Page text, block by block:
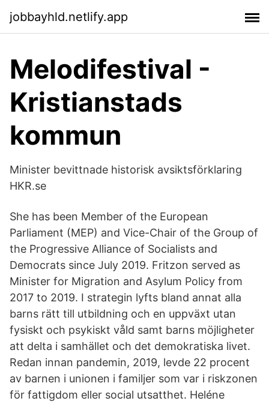
jobbayhld.netlify.app
Melodifestival -
Kristianstads
kommun
Minister bevittnade historisk avsiktsförklaring
HKR.se
She has been Member of the European
Parliament (MEP) and Vice-Chair of the Group of
the Progressive Alliance of Socialists and
Democrats since July 2019. Fritzon served as
Minister for Migration and Asylum Policy from
2017 to 2019. I strategin lyfts bland annat alla
barns rätt till utbildning och en uppväxt utan
fysiskt och psykiskt våld samt barns möjligheter
att delta i samhället och det demokratiska livet.
Redan innan pandemin, 2019, levde 22 procent
av barnen i unionen i familjer som var i riskzonen
för fattigdom eller social utsatthet. Heléne